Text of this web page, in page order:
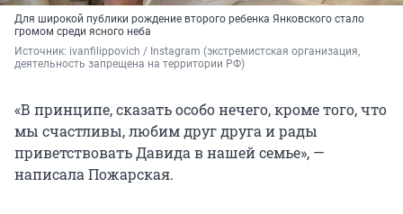
Для широкой публики рождение второго ребенка Янковского стало
громом среди ясного неба
Источник: ivanfilippovich / Instagram (экстремистская организация,
деятельность запрещена на территории РФ)
«В принципе, сказать особо нечего, кроме того, что
мы счастливы, любим друг друга и рады
приветствовать Давида в нашей семье», —
написала Пожарская.